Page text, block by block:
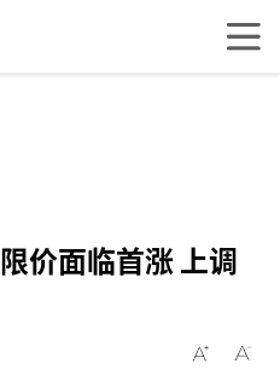
价面临首涨 上调